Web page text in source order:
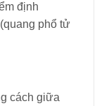
định
phổ tử
cách giữa